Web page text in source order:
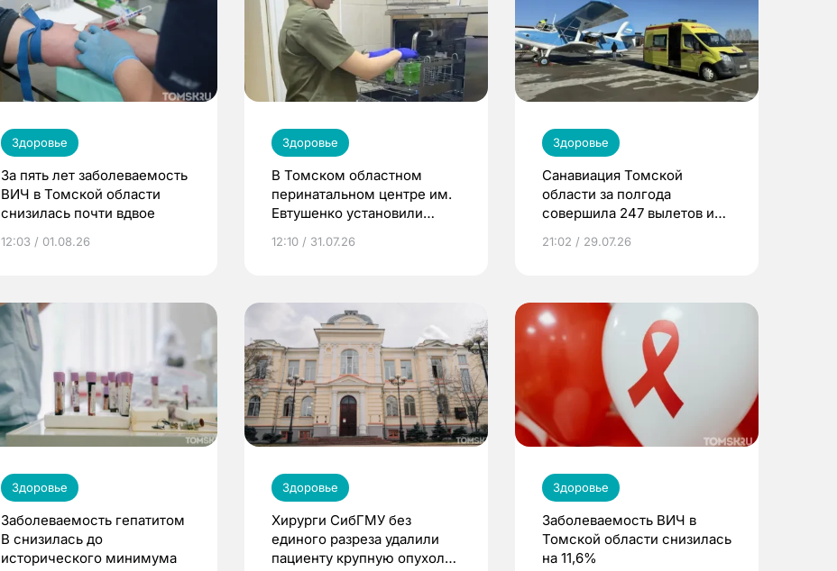
Здоровье
За пять лет заболеваемость
ВИЧ в Томской области
снизилась почти вдвое
12:03 / 01.08.26
Здоровье
В Томском областном
перинатальном центре им.
Евтушенко установили
12:10 / 31.07.26
Здоровье
Санавиация Томской
области за полгода
совершила 247 вылетов и
21:02 / 29.07.26
Здоровье
Заболеваемость гепатитом
В снизилась до
исторического минимума
Здоровье
Хирурги СибГМУ без
единого разреза удалили
пациенту крупную опухоль
Здоровье
Заболеваемость ВИЧ в
Томской области снизилась
на 11,6%